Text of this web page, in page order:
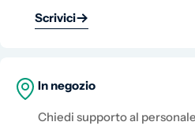
Scrivici
In negozio
Chiedi supporto al